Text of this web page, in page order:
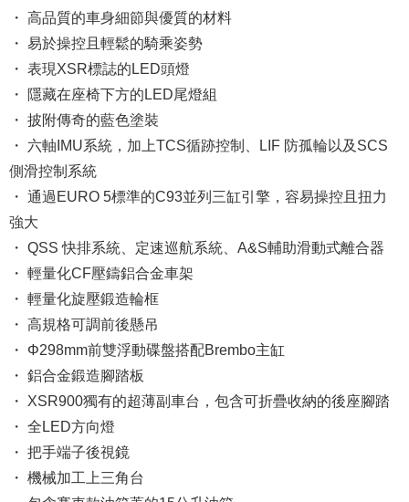
・ 高品質的車身細節與優質的材料
・ 易於操控且輕鬆的騎乘姿勢
・ 表現XSR標誌的LED頭燈
・ 隱藏在座椅下方的LED尾燈組
・ 披附傳奇的藍色塗裝
・ 六軸IMU系統，加上TCS循跡控制、LIF 防孤輪以及SCS
側滑控制系統
・ 通過EURO 5標準的C93並列三缸引擎，容易操控且扭力
強大
・ QSS 快排系統、定速巡航系統、A&S輔助滑動式離合器
・ 輕量化CF壓鑄鋁合金車架
・ 輕量化旋壓鍛造輪框
・ 高規格可調前後懸吊
・ Φ298mm前雙浮動碟盤搭配Brembo主缸
・ 鋁合金鍛造腳踏板
・ XSR900獨有的超薄副車台，包含可折疊收納的後座腳踏
・ 全LED方向燈
・ 把手端子後視鏡
・ 機械加工上三角台